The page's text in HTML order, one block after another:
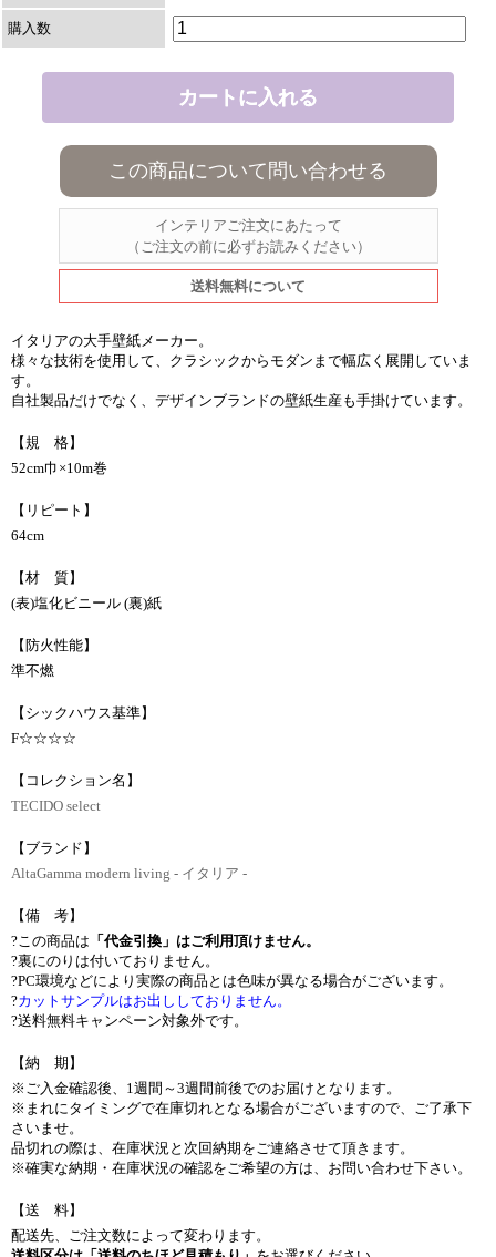
購入数
この商品について問い合わせる
インテリアご注文にあたって
（ご注文の前に必ずお読みください）
送料無料について
イタリアの大手壁紙メーカー。
様々な技術を使用して、クラシックからモダンまで幅広く展開していま
す。
自社製品だけでなく、デザインブランドの壁紙生産も手掛けています。
【規 格】
52cm巾×10m巻
【リピート】
64cm
【材 質】
(表)塩化ビニール (裏)紙
【防火性能】
準不燃
【シックハウス基準】
F☆☆☆☆
【コレクション名】
TECIDO select
【ブランド】
AltaGamma modern living - イタリア -
【備 考】
?この商品は 「代金引換」はご利用頂けません。
?裏にのりは付いておりません。
?PC環境などにより実際の商品とは色味が異なる場合がございます。
?カットサンプルはお出ししておりません。
?送料無料キャンペーン対象外です。
【納 期】
※ご入金確認後、1週間～3週間前後でのお届けとなります。
※まれにタイミングで在庫切れとなる場合がございますので、ご了承下
さいませ。
品切れの際は、在庫状況と次回納期をご連絡させて頂きます。
※確実な納期・在庫状況の確認をご希望の方は、お問い合わせ下さい。
【送 料】
配送先、ご注文数によって変わります。